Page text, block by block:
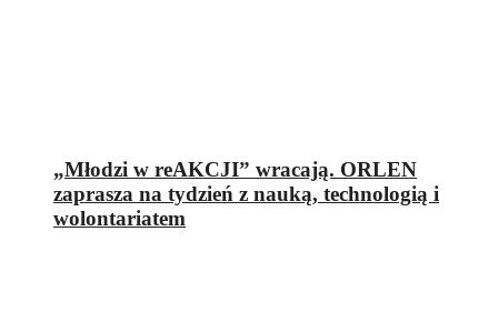
„Młodzi w reAKCJI” wracają. ORLEN
zaprasza na tydzień z nauką, technologią i
wolontariatem